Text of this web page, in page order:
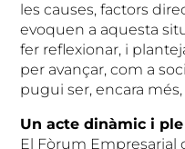
les causes, factors
evoquen a aquesta
fer reflexionar, i
per avançar, com a
pugui ser, encara
Un acte dinàmic i
El Fòrum Empresarial